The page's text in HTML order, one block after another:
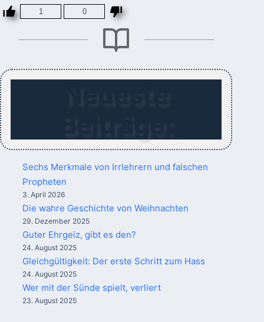
1 0
Sechs Merkmale von Irrlehrern und falschen
Propheten
3. April 2026
Die wahre Geschichte von Weihnachten
29. Dezember 2025
Guter Ehrgeiz, gibt es den?
24. August 2025
Gleichgültigkeit: Der erste Schritt zum Hass
24. August 2025
Wer mit der Sünde spielt, verliert
23. August 2025